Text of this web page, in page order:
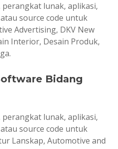
lunak, aplikasi,
source code untuk
Advertising, DKV New
Interior, Desain Produk,
Bidang
lunak, aplikasi,
source code untuk
Lanskap, Automotive and